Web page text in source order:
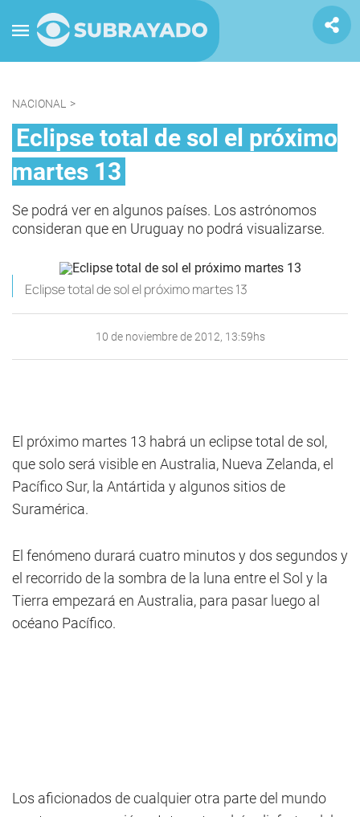
NACIONAL >
Eclipse total de sol el próximo
martes 13
Se podrá ver en algunos países. Los astrónomos
consideran que en Uruguay no podrá visualizarse.
Eclipse total de sol el próximo martes 13
10 de noviembre de 2012, 13:59hs
El próximo martes 13 habrá un eclipse total de sol,
que solo será visible en Australia, Nueva Zelanda, el
Pacífico Sur, la Antártida y algunos sitios de
Suramérica.
El fenómeno durará cuatro minutos y dos segundos y
el recorrido de la sombra de la luna entre el Sol y la
Tierra empezará en Australia, para pasar luego al
océano Pacífico.
Los aficionados de cualquier otra parte del mundo